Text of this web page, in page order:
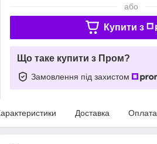
або
Купити з
Що таке купити з Пром?
Замовлення під захистом
Доставка Оплата